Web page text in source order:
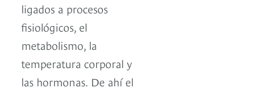
ligados a procesos
fisiológicos, el
metabolismo, la
temperatura corporal y
las hormonas. De ahí el